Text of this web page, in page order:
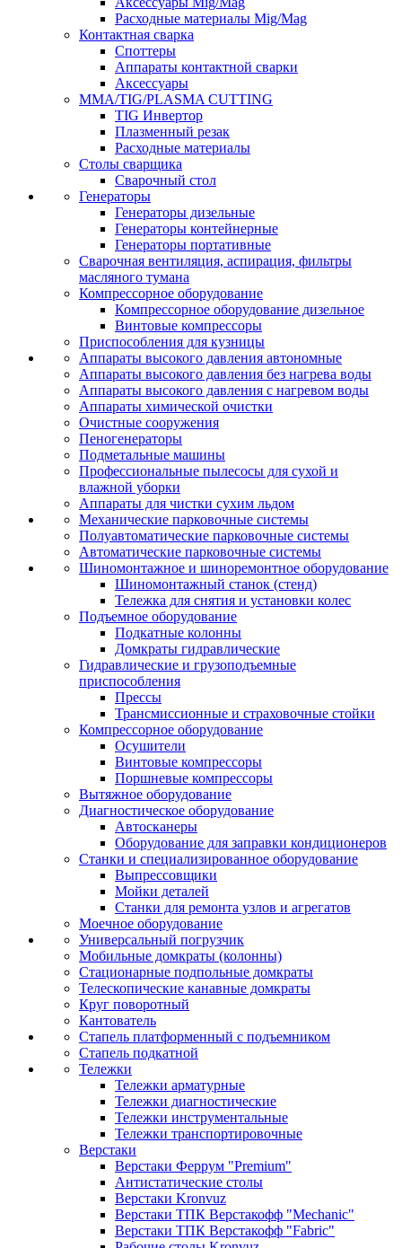
Расходные материалы Mig/Mag
Контактная сварка
Споттеры
Аппараты контактной сварки
Аксессуары
MMA/TIG/PLASMA CUTTING
TIG Инвертор
Плазменный резак
Расходные материалы
Столы сварщика
Сварочный стол
Генераторы
Генераторы дизельные
Генераторы контейнерные
Генераторы портативные
Сварочная вентиляция, аспирация, фильтры
масляного тумана
Компрессорное оборудование
Компрессорное оборудование дизельное
Винтовые компрессоры
Приспособления для кузницы
Аппараты высокого давления автономные
Аппараты высокого давления без нагрева воды
Аппараты высокого давления с нагревом воды
Аппараты химической очистки
Очистные сооружения
Пеногенераторы
Подметальные машины
Профессиональные пылесосы для сухой и
влажной уборки
Аппараты для чистки сухим льдом
Механические парковочные системы
Полуавтоматические парковочные системы
Автоматические парковочные системы
Шиномонтажное и шиноремонтное оборудование
Шиномонтажный станок (стенд)
Тележка для снятия и установки колес
Подъемное оборудование
Подкатные колонны
Домкраты гидравлические
Гидравлические и грузоподъемные
приспособления
Прессы
Трансмиссионные и страховочные стойки
Компрессорное оборудование
Осушители
Винтовые компрессоры
Поршневые компрессоры
Вытяжное оборудование
Диагностическое оборудование
Автосканеры
Оборудование для заправки кондиционеров
Станки и специализированное оборудование
Выпрессовщики
Мойки деталей
Станки для ремонта узлов и агрегатов
Моечное оборудование
Универсальный погрузчик
Мобильные домкраты (колонны)
Стационарные подпольные домкраты
Телескопические канавные домкраты
Круг поворотный
Кантователь
Стапель платформенный с подъемником
Стапель подкатной
Тележки
Тележки арматурные
Тележки диагностические
Тележки инструментальные
Тележки транспортировочные
Верстаки
Верстаки Феррум "Premium"
Антистатические столы
Верстаки Kronvuz
Верстаки ТПК Верстакофф "Mechanic"
Верстаки ТПК Верстакофф "Fabric"